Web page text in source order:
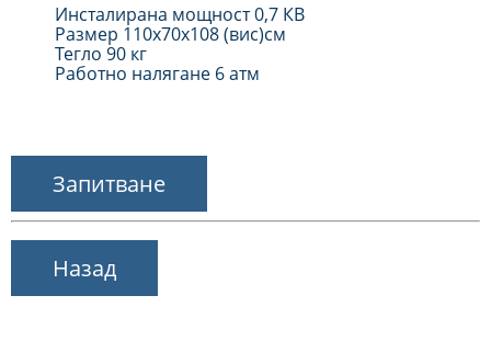
Инсталирана мощност 0,7 КВ
Размер 110х70х108 (вис)см
Тегло 90 кг
Работно налягане 6 атм
Запитване
Назад